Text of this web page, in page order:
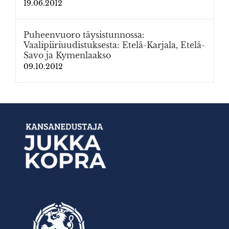
19.06.2012
Puheenvuoro täysistunnossa:
Vaalipiiriuudistuksesta: Etelä-Karjala, Etelä-
Savo ja Kymenlaakso
09.10.2012